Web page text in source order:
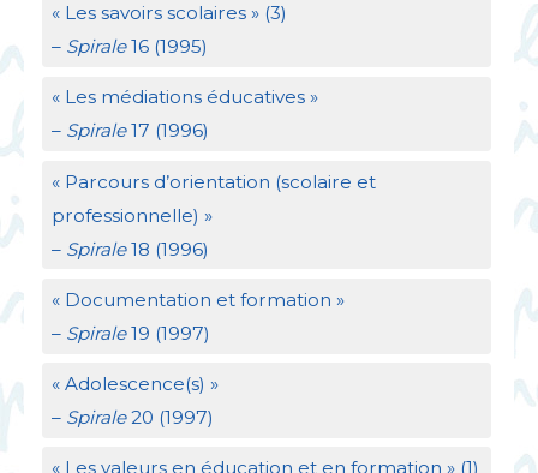
« Les savoirs scolaires » (3)
– Spirale16 (1995)
« Les médiations éducatives »
– Spirale17 (1996)
« Parcours d’orientation (scolaire et
professionnelle) »
– Spirale18 (1996)
« Documentation et formation »
– Spirale19 (1997)
« Adolescence(s) »
– Spirale20 (1997)
« Les valeurs en éducation et en formation » (1)